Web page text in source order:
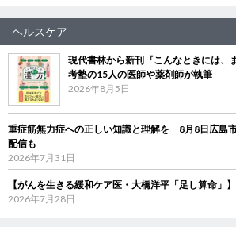
ヘルスケア
現代書林から新刊『こんなときには
考塾の15人の医師や薬剤師が執筆
2026年8月5日
重症筋無力症への正しい知識と理解を 8月8日広島
配信も
2026年7月31日
【がんを生きる緩和ケア医・大橋洋平「足し算命」
2026年7月28日